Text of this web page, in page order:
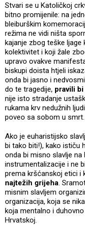
Stvari se u Katoličkoj
bitno promijenile: na
bleiburškim
režima ne vidi ništa
kajanje zbog teške ljage
kolektivitet i koji žale
upravo ovakve
biskupi doista htjeli
onda bi jasno i
do te tragedije, pravili
nije isto stradanje
rukama krv nedužnih
poveo sa sobom u smrt.
Ako je euharistijsko
bi tako biti!), kako ističu
onda bi misno slavlje
instrumentalizacije i ne
prema kršćanskoj etici i
najtežih grijeha.
misnim slavljem
organizacija, koja se
koja mentalno i
Hrvatskoj.